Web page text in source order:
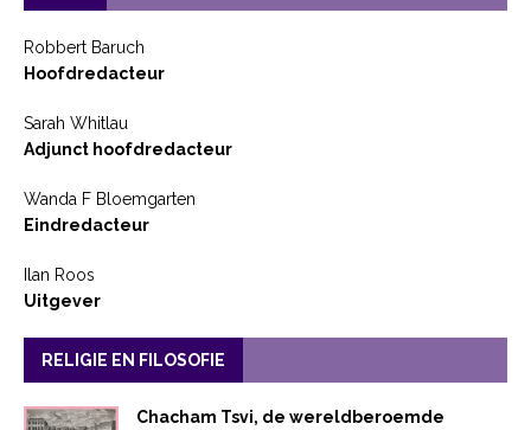
Robbert Baruch
Hoofdredacteur
Sarah Whitlau
Adjunct hoofdredacteur
Wanda F Bloemgarten
Eindredacteur
Ilan Roos
Uitgever
RELIGIE EN FILOSOFIE
Chacham Tsvi, de wereldberoemde